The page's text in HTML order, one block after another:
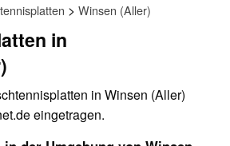
> Winsen (Aller)
in
in Winsen (Aller)
eingetragen.